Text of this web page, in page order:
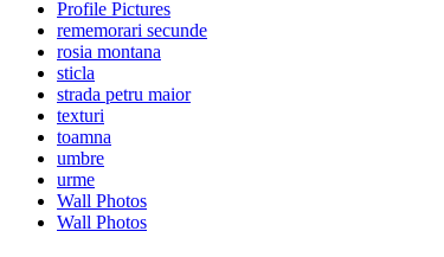
Profile Pictures
rememorari secunde
rosia montana
sticla
strada petru maior
texturi
toamna
umbre
urme
Wall Photos
Wall Photos